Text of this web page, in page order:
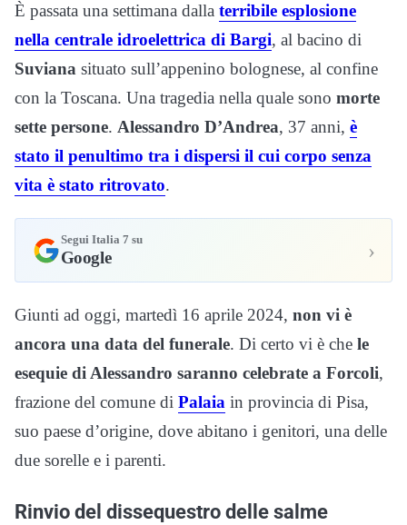
È passata una settimana dalla terribile esplosione
nella centrale idroelettrica di Bargi, al bacino di
Suviana situato sull’appenino bolognese, al confine
con la Toscana. Una tragedia nella quale sono morte
sette persone. Alessandro D’Andrea, 37 anni, è
stato il penultimo tra i dispersi il cui corpo senza
vita è stato ritrovato.
Segui Italia 7 su
Google ›
Giunti ad oggi, martedì 16 aprile 2024, non vi è
ancora una data del funerale. Di certo vi è che le
esequie di Alessandro saranno celebrate a Forcoli,
frazione del comune di Palaia in provincia di Pisa,
suo paese d’origine, dove abitano i genitori, una delle
due sorelle e i parenti.
Rinvio del dissequestro delle salme